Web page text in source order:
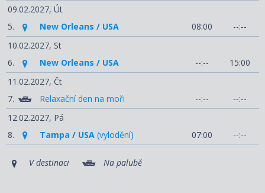
09.02.2027, Út
5.
New Orleans / USA 08:00
--:--
10.02.2027, St
6.
New Orleans / USA --:--
15:00
11.02.2027, Čt
7.
Relaxační den na moři --:--
--:--
12.02.2027, Pá
8.
Tampa / USA (vylodění) 07:00 --:--
V destinaci Na palubě